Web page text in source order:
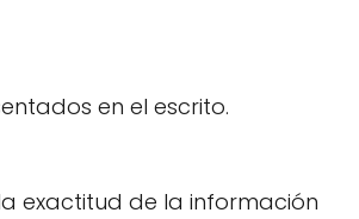
en el escrito.
exactitud de la información